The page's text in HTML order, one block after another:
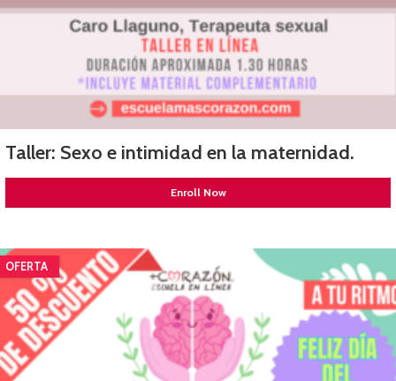
Taller: Sexo e intimidad en la maternidad.
Enroll Now
OFERTA